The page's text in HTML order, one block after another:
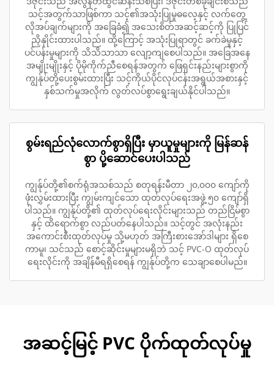
သင့်အတွက်သာဖြစ်ကာ သင့်၏အသုံးပြုမှုဓလေ့နှင့် လက်တွေ့
လိုအပ်ချက်များကို အခြေခံ၍ အသေးစိတ်အဆင့်ဆင့်ကို ပြုပြင်
ညှိနှိုင်းထားပါသည်။ ထို့ကြောင့် အသုံးပြုရာတွင် ခက်ခဲမှုနှင့်
ပင်ပန်းမှုများကို သိသိသာသာ လျော့ကျစေပါသည်။ အခြေအနေ
အမျိုးမျိုးနှင့် ပိုမိုကိုက်ညီစေရန်အတွက် ဖြေရှင်းနည်းများစွာကို
ကျွန်ုပ်တို့ပေးစွမ်းထားပြီး သင့်ကိုယ်ပိုင်လုပ်ငန်းအရွယ်အစားနှင့်
နှစ်သက်မှုအလိုက် လွတ်လပ်စွာရွေးချယ်နိုင်ပါသည်။
စွမ်းရည်လုံလောက်စွာရှိပြီး မှာယူမှုများကို မြန်ဆန်
စွာ ပို့ဆောင်ပေးပါသည်
ကျွန်ုပ်တို့၏စက်ရုံအသစ်သည် စတုရန်းမီတာ ၂၀,၀၀၀ ကျော်ကို
ဖုံးလွှမ်းထားပြီး ကျွမ်းကျင်သော ထုတ်လုပ်ရေးအဖွဲ့ ၅၀ ကျော်ရှိ
ပါသည်။ ကျွန်ုပ်တို့၏ ထုတ်လုပ်ရေးလိုင်းများသည် တည်ငြိမ်စွာ
နှင့် ထိရောက်စွာ လည်ပတ်နေပါသည်။ သင့်တွင် အလုံးနည်း
အကောင်းစီးထုတ်လုပ်မှု သို့မဟုတ် အကြီးစားအော်ဒါများ ရှိစေ
ကာမူ၊ သင်သည် စောင့်ဆိုင်းမှုများမရှိဘဲ သင့် PVC-O ထုတ်လုပ်
ရေးလိုင်းကို အချိန်မီရရှိစေရန် ကျွန်ုပ်တို့က သေချာစေပါမည်။
အဆင့်မြင့် PVC ပိုက်ထုတ်လုပ်မှု